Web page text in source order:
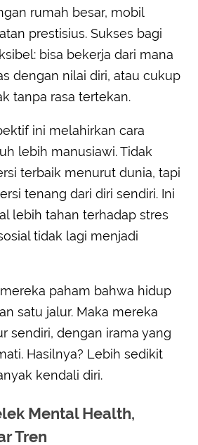
rumah besar, mobil
prestisius. Sukses bagi
bisa bekerja dari mana
dengan nilai diri, atau cukup
tanpa rasa tertekan.
ini melahirkan cara
lebih manusiawi. Tidak
terbaik menurut dunia, tapi
tenang dari diri sendiri. Ini
lebih tahan terhadap stres
tidak lagi menjadi
paham bahwa hidup
satu jalur. Maka mereka
sendiri, dengan irama yang
Hasilnya? Lebih sedikit
kendali diri.
Mental Health,
Tren